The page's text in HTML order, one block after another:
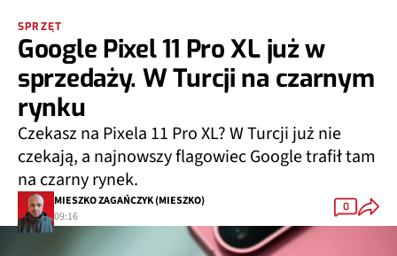
SPRZĘT
Google Pixel 11 Pro XL już w
sprzedaży. W Turcji na czarnym
rynku
Czekasz na Pixela 11 Pro XL? W Turcji już nie
czekają, a najnowszy flagowiec Google trafił tam
na czarny rynek.
MIESZKO ZAGAŃCZYK (MIESZKO)
09:16
0